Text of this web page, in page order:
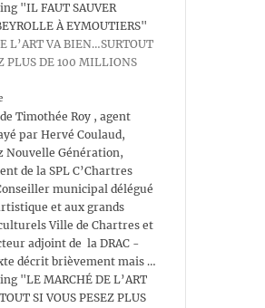
"IL FAUT SAUVER
À EYMOUTIERS"
L’ART VA BIEN…SURTOUT
PLUS DE 100 MILLIONS
Timothée Roy , agent
par Hervé Coulaud,
Nouvelle Génération,
de la SPL C’Chartres
municipal délégué
et aux grands
Ville de Chartres et
adjoint de la DRAC -
décrit brièvement mais …
"LE MARCHÉ DE L’ART
SI VOUS PESEZ PLUS